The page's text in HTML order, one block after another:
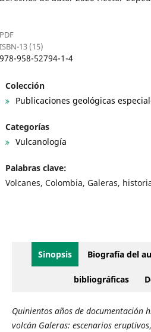
PDF
ISBN-13 (15)
978-958-52794-1-4
Colección
Publicaciones geológicas
Categorías
Vulcanología
Palabras clave:
Volcanes, Colombia, Galeras,
Sinopsis Biografía del
bibliográficas
Quinientos años de documentación
volcán Galeras: escenarios eruptivos